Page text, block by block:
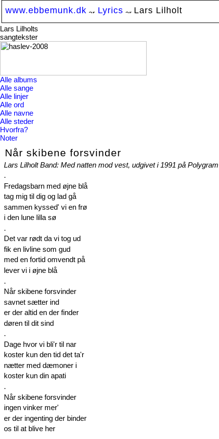
www.ebbemunk.dk Lyrics Lars Lilholt
Lars Lilholts
sangtekster
Alle albums
Alle sange
Alle linjer
Alle ord
Alle navne
Alle steder
Hvorfra?
Noter
Når skibene forsvinder
Lars Lilholt Band: Med natten mod vest, udgivet i 1991 på Polygram
.
Fredagsbarn med øjne blå
tag mig til dig og lad gå
sammen kyssed' vi en frø
i den lune lilla sø
.
Det var rødt da vi tog ud
fik en livline som gud
med en fortid omvendt på
lever vi i øjne blå
.
Når skibene forsvinder
savnet sætter ind
er der altid en der finder
døren til dit sind
.
Dage hvor vi bli'r til nar
koster kun den tid det ta'r
nætter med dæmoner i
koster kun din apati
.
Når skibene forsvinder
ingen vinker mer'
er der ingenting der binder
os til at blive her